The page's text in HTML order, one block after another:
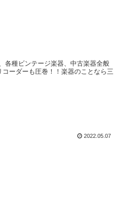
各種ビンテージ楽器、中古楽器全般
ーダーも圧巻！！楽器のことなら三
2022.05.07